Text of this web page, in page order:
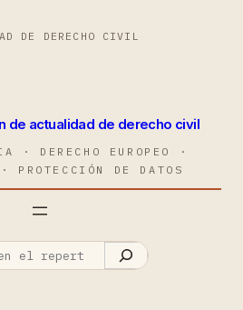
DE DERECHO CIVIL
de actualidad de derecho civil
· DERECHO EUROPEO ·
PROTECCIÓN DE DATOS